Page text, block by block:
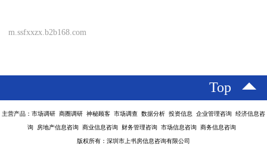
m.ssfxxzx.b2b168.com
Top
主营产品：市场调研 商圈调研 神秘顾客 市场调查 数据分析 投资信息 企业管理咨询 经济信息咨
询 房地产信息咨询 商业信息咨询 财务管理咨询 市场信息咨询 商务信息咨询
版权所有：深圳市上书房信息咨询有限公司